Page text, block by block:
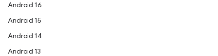
Android 16
Android 15
Android 14
Android 13